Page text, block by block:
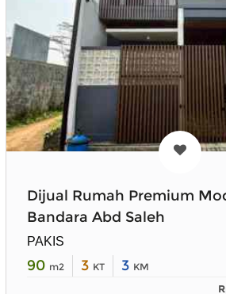
Dijual Rumah Premium
Bandara Abd Saleh
PAKIS
90 m2 3 KT 3 KM